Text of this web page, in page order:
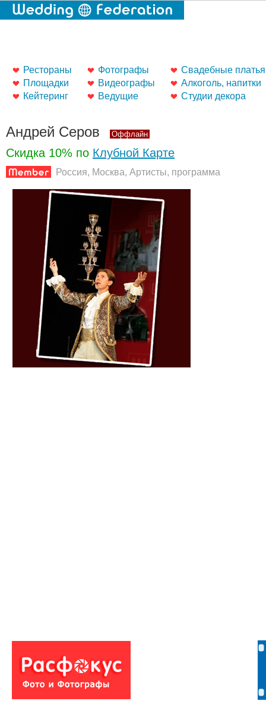
Рестораны
Площадки
Кейтеринг
Фотографы
Видеографы
Ведущие
Свадебные платья
Алкоголь, напитки
Студии декора
Андрей Серов Оффлайн
Скидка 10% по Клубной Карте
Россия, Москва, Артисты, программа